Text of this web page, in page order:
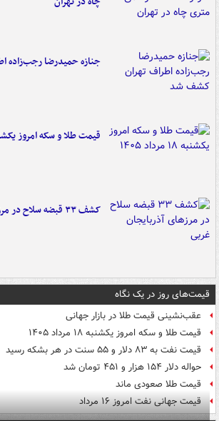
جنازه حمیدرضا
قیمت طلا و سکه امروز یکشنبه ۱۸
کشف ۳۳ قبضه سلاح در مرزهای آذربایجان غربی
قیمت‌های روز در یک نگاه
عقب‌نشینی قیمت طلا در بازار جهانی
قیمت طلا و سکه امروز یکشنبه ۱۸ مرداد ۱۴۰۵
قیمت نفت به ۸۳ دلار و ۵۵ سنت در هر بشکه رسید
حواله دلار ۱۵۴ هزار و ۴۵۱ تومان شد
قیمت طلا صعودی ماند
قیمت جهانی نفت امروز ۱۶ مرداد